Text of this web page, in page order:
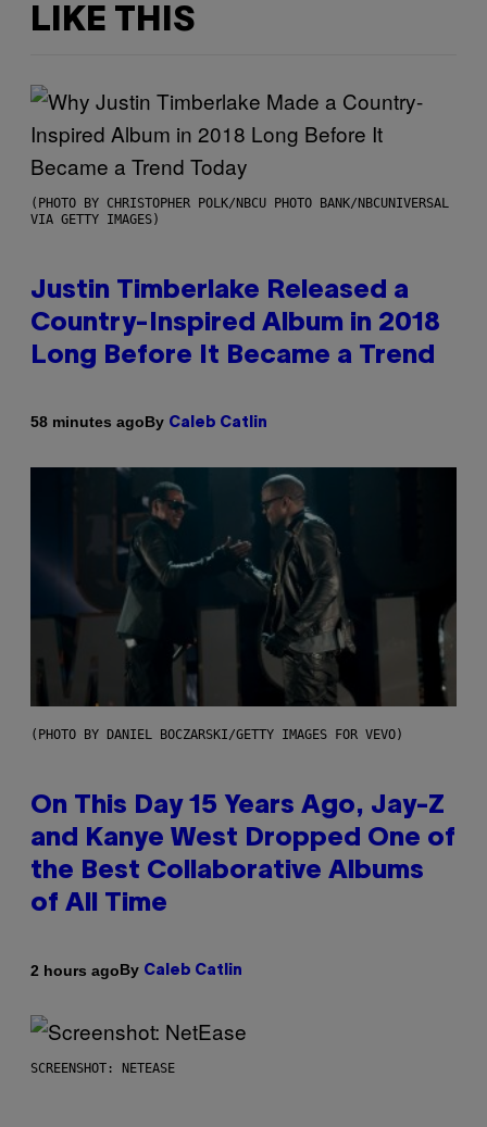
LIKE THIS
(PHOTO BY CHRISTOPHER POLK/NBCU PHOTO BANK/NBCUNIVERSAL
VIA GETTY IMAGES)
Justin Timberlake Released a
Country-Inspired Album in 2018
Long Before It Became a Trend
58 minutes agoBy Caleb Catlin
(PHOTO BY DANIEL BOCZARSKI/GETTY IMAGES FOR VEVO)
On This Day 15 Years Ago, Jay-Z
and Kanye West Dropped One of
the Best Collaborative Albums
of All Time
2 hours agoBy Caleb Catlin
SCREENSHOT: NETEASE